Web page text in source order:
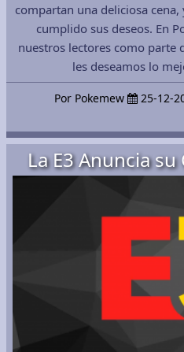
compartan una deliciosa
cumplido sus deseos. En
nuestros lectores como parte
les deseamos lo
Por Pokemew 25-12-
La E3 Anuncia